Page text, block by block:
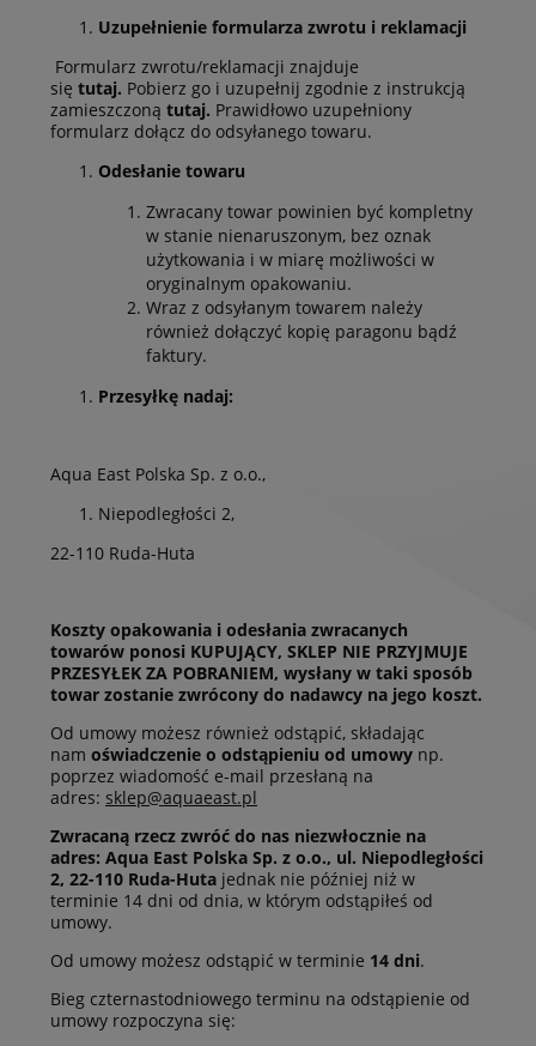
Uzupełnienie formularza zwrotu i reklamacji
Formularz zwrotu/reklamacji znajduje
się tutaj. Pobierz go i uzupełnij zgodnie z instrukcją
zamieszczoną tutaj. Prawidłowo uzupełniony
formularz dołącz do odsyłanego towaru.
Odesłanie towaru
Zwracany towar powinien być kompletny
w stanie nienaruszonym, bez oznak
użytkowania i w miarę możliwości w
oryginalnym opakowaniu.
Wraz z odsyłanym towarem należy
również dołączyć kopię paragonu bądź
faktury.
Przesyłkę nadaj:
Aqua East Polska Sp. z o.o.,
Niepodległości 2,
22-110 Ruda-Huta
Koszty opakowania i odesłania zwracanych
towarów ponosi KUPUJĄCY, SKLEP NIE PRZYJMUJE
PRZESYŁEK ZA POBRANIEM, wysłany w taki sposób
towar zostanie zwrócony do nadawcy na jego koszt.
Od umowy możesz również odstąpić, składając
nam oświadczenie o odstąpieniu od umowy np.
poprzez wiadomość e-mail przesłaną na
adres: sklep@aquaeast.pl
Zwracaną rzecz zwróć do nas niezwłocznie na
adres: Aqua East Polska Sp. z o.o., ul. Niepodległości
2, 22-110 Ruda-Huta jednak nie później niż w
terminie 14 dni od dnia, w którym odstąpiłeś od
umowy.
Od umowy możesz odstąpić w terminie 14 dni.
Bieg czternastodniowego terminu na odstąpienie od
umowy rozpoczyna się: